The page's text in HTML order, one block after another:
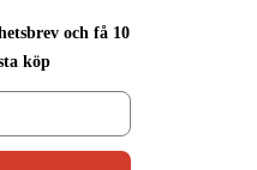
och få 10
köp